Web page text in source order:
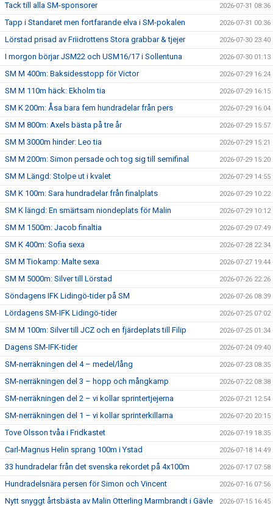
Tack till alla SM-sponsorer 2026-07-31 08:36
Tapp i Standaret men fortfarande elva i SM-pokalen 2026-07-31 00:36
Lörstad prisad av Friidrottens Stora grabbar & tjejer 2026-07-30 23:40
I morgon börjar JSM22 och USM16/17 i Sollentuna 2026-07-30 01:13
SM M 400m: Baksidesstopp för Victor 2026-07-29 16:24
SM M 110m häck: Ekholm tia 2026-07-29 16:15
SM K 200m: Åsa bara fem hundradelar från pers 2026-07-29 16:04
SM M 800m: Axels bästa på tre år 2026-07-29 15:57
SM M 3000m hinder: Leo tia 2026-07-29 15:21
SM M 200m: Simon persade och tog sig till semifinal 2026-07-29 15:20
SM M Längd: Stolpe ut i kvalet 2026-07-29 14:55
SM K 100m: Sara hundradelar från finalplats 2026-07-29 10:22
SM K längd: En smärtsam niondeplats för Malin 2026-07-29 10:12
SM M 1500m: Jacob finaltia 2026-07-29 07:49
SM K 400m: Sofia sexa 2026-07-28 22:34
SM M Tiokamp: Malte sexa 2026-07-27 19:44
SM M 5000m: Silver till Lörstad 2026-07-26 22:26
Söndagens IFK Lidingö-tider på SM 2026-07-26 08:39
Lördagens SM-IFK Lidingö-tider 2026-07-25 07:02
SM M 100m: Silver till JCZ och en fjärdeplats till Filip 2026-07-25 01:34
Dagens SM-IFK-tider 2026-07-24 09:40
SM-nerräkningen del 4 – medel/lång 2026-07-23 08:35
SM-nerräkningen del 3 – hopp och mångkamp 2026-07-22 08:38
SM-nerräkningen del 2 – vi kollar sprintertjejerna 2026-07-21 12:54
SM-nerräkningen del 1 – vi kollar sprinterkillarna 2026-07-20 20:15
Tove Olsson tvåa i Fridkastet 2026-07-19 18:35
Carl-Magnus Helin sprang 100m i Ystad 2026-07-18 14:49
33 hundradelar från det svenska rekordet på 4x100m 2026-07-17 07:58
Hundradelsnära persen för Simon och Vincent 2026-07-16 07:56
Nytt snyggt årtsbästa av Malin Otterling Marmbrandt i Gävle 2026-07-15 16:45